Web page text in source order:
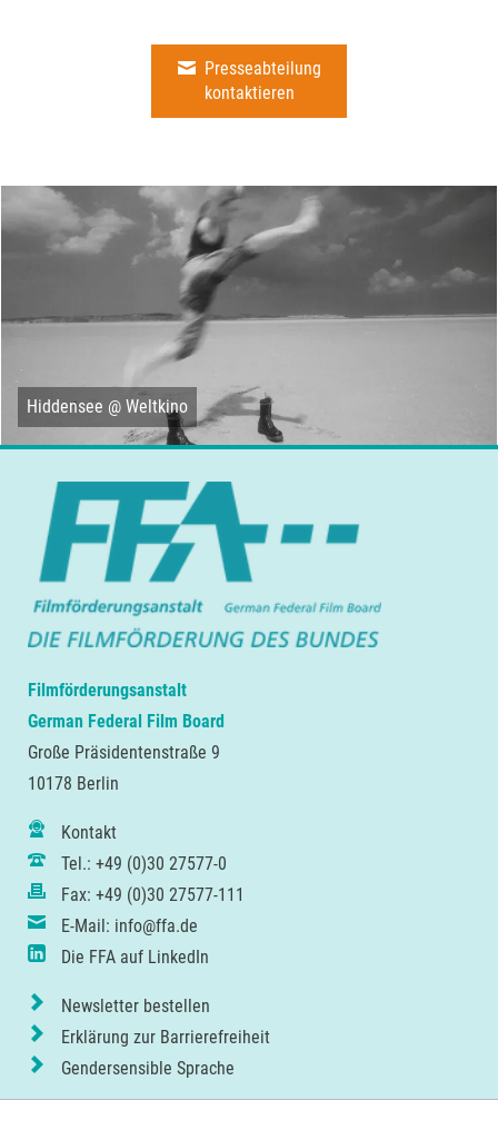
Presseabteilung
kontaktieren
Hiddensee @ Weltkino
Filmförderungsanstalt
German Federal Film Board
Große Präsidentenstraße 9
10178 Berlin
Kontakt
Tel.: +49 (0)30 27577-0
Fax: +49 (0)30 27577-111
E-Mail: info@ffa.de
Die FFA auf LinkedIn
Newsletter bestellen
Erklärung zur Barrierefreiheit
Gendersensible Sprache